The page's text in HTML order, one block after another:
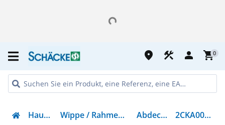
place construction person shopping_cart0
Haustechnik Wippe / Rahmen / Abdeckungen Abdeckrahmen 2CKA001754A4551